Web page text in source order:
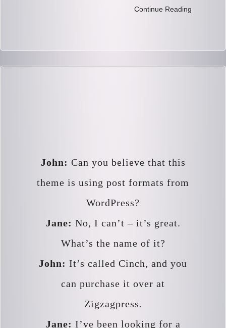
Continue Reading
John: Can you believe that this
theme is using post formats from
WordPress?
Jane: No, I can’t – it’s great.
What’s the name of it?
John: It’s called Cinch, and you
can purchase it over at
Zigzagpress.
Jane: I’ve been looking for a